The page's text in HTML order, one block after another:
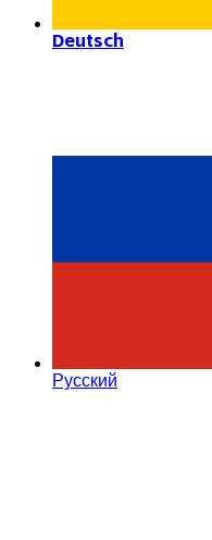
Deutsch
Русский